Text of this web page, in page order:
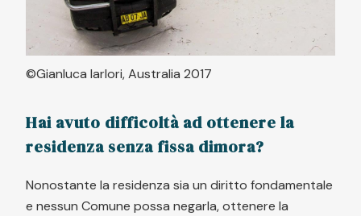
©Gianluca Iarlori, Australia 2017
Hai avuto difficoltà ad ottenere la
residenza senza fissa dimora?
Nonostante la residenza sia un diritto fondamentale
e nessun Comune possa negarla, ottenere la